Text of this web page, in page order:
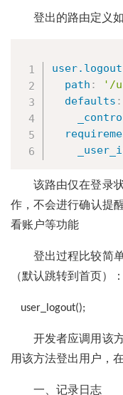
登出的路由定义如
user.logout
path :
'/
defaults :
该路由仅在登录
作，不会进行确认提
看账户等功能
登出过程比较简
（默认跳转到首页）：
user_logout();
开发者应调用该
用该方法登出用户，
一、记录日志